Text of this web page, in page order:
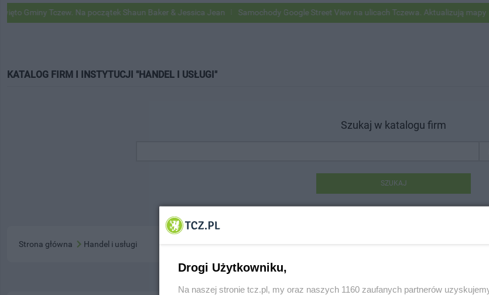
Tczew. Na początek Shaun Baker & Jessica Jean Samochody Google Street View na ulicach Tczewa. Aktualizują mapy
KATALOG FIRM I INSTYTUCJI "HANDEL I USŁUGI"
Szukaj w katalogu firm
SZUKAJ
Strona główna Handel i usługi
Drogi Użytkowniku,
Na naszej stronie tcz.pl, my oraz naszych 1160 zaufanych partnerów